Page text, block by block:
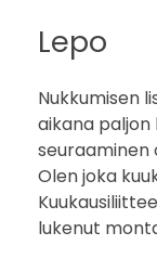
Lepo
Nukkumisen
aikana paljon
seuraaminen
Olen joka
lukenut